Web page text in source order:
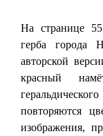
На странице 55
герба города
авторской
красный
повторяются
изображения,